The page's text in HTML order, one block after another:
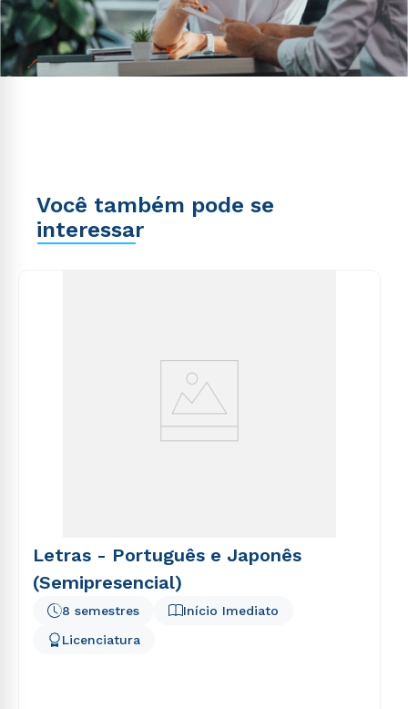
Você também pode se
interessar
Letras - Português e Japonês
(Semipresencial)
Início Imediato
8 semestres
Licenciatura